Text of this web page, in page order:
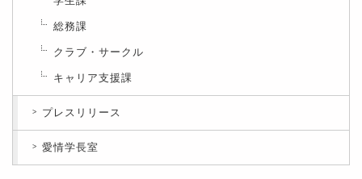
総務課
クラブ・サークル
キャリア支援課
プレスリリース
愛情学長室